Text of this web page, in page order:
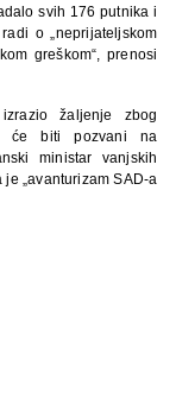
svih 176 putnika i
o „neprijateljskom
greškom“, prenosi
žaljenje zbog
će biti pozvani na
ministar vanjskih
„avanturizam SAD-a